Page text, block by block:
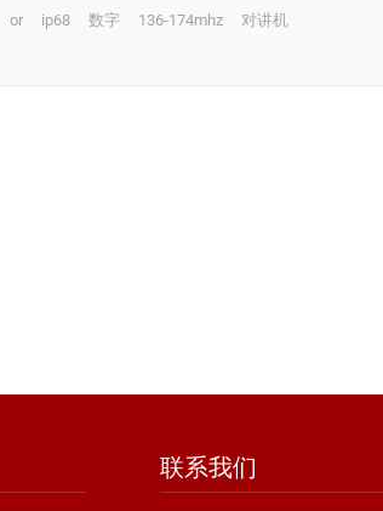
or ip68 数字 136-174mhz
对讲机
联系我们